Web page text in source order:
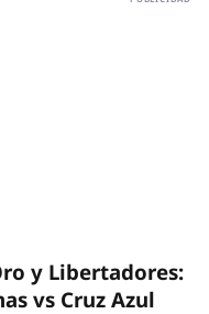
y Libertadores:
vs Cruz Azul